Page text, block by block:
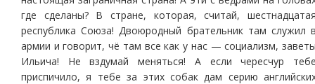
где сделаны? В стране, которая, считай,
республика Союза! Двоюродный брательник там служил
армии и говорит, чё там все как у нас — социализм,
Ильича! Не вздумай меняться! А если чересчур
приспичило, я тебе за этих собак дам серию